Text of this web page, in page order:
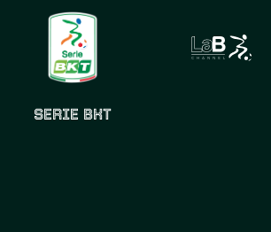
SERIE BKT